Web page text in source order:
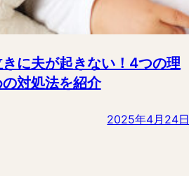
に夫が起きない！4つの理
対処法を紹介
2025年4月24日